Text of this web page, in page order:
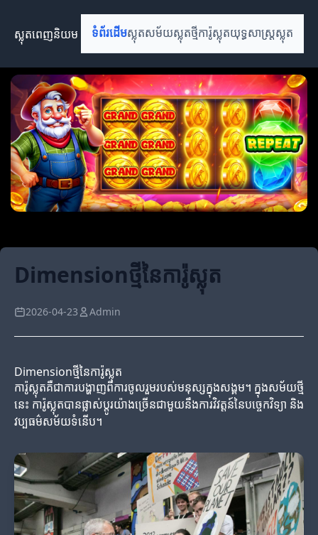
ស្លុតពេញនិយម ទំព័រដើមស្លុតសម័យស្លុតថ្មីការ៉ូស្លុតយុទ្ធសាស្ត្រស្លុត
Dimensionថ្មីនៃការ៉ូស្លុត
2026-04-23 Admin
Dimensionថ្មីនៃការ៉ូស្លុត
ការ៉ូស្លុតគឺជាការបង្ហាញពីការចូលរួមរបស់មនុស្សក្នុងសង្គម។ ក្នុងសម័យថ្មី
នេះ ការ៉ូស្លុតបានផ្លាស់ប្តូរយ៉ាងច្រើនជាមួយនឹងការវិវត្តន៍នៃបច្ចេកវិទ្យា និង
វប្បធម៌សម័យទំនើប។